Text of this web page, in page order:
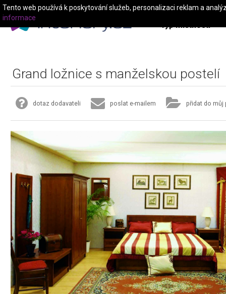
Typ místnosti
Grand ložnice s manželskou postelí
dotaz dodavateli poslat e-mailem přidat do můj
Tento web používá k poskytování služeb, personalizaci reklam a
informace